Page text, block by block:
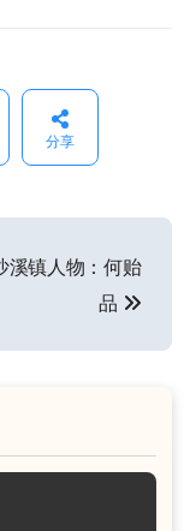
分享
溪镇人物：何贻
品